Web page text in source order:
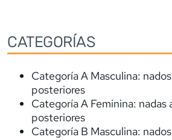
CATEGORÍAS
Categoría A Masculina: nados
posteriores
Categoría A Feminina: nadas
posteriores
Categoría B Masculina: